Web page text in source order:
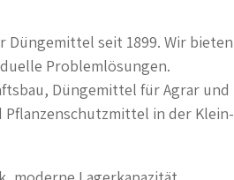
Düngemittel seit 1899. Wir bieten
Problemlösungen.
Düngemittel für Agrar und
in der Klein-